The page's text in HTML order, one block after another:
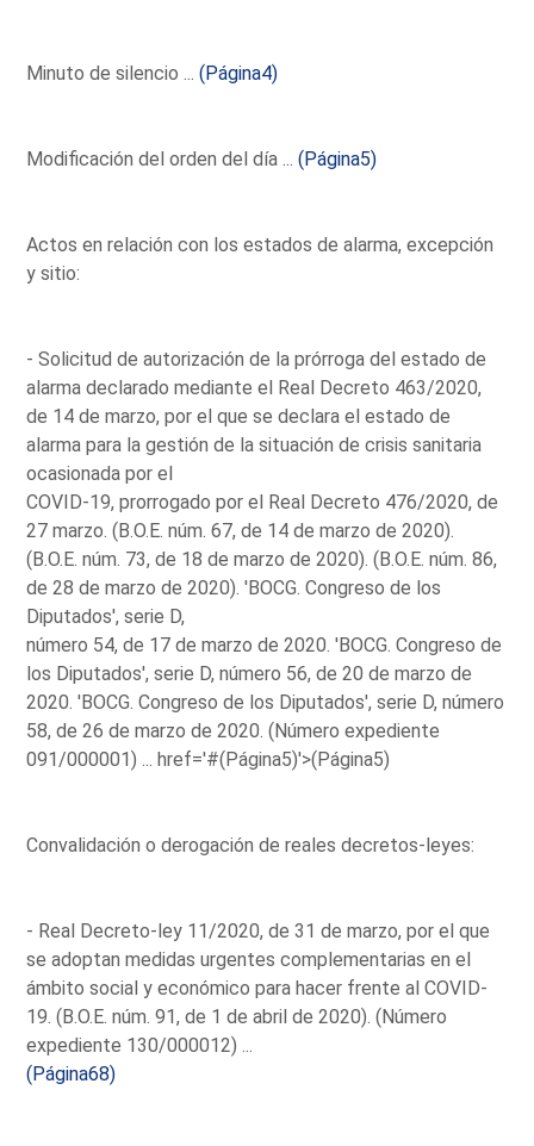
Minuto de silencio ...(Página4)
Modificación del orden del día ...(Página5)
Actos en relación con los estados de alarma, excepción
y sitio:
- Solicitud de autorización de la prórroga del estado de
alarma declarado mediante el Real Decreto 463/2020,
de 14 de marzo, por el que se declara el estado de
alarma para la gestión de la situación de crisis sanitaria
ocasionada por el
COVID-19, prorrogado por el Real Decreto 476/2020, de
27 marzo. (B.O.E. núm. 67, de 14 de marzo de 2020).
(B.O.E. núm. 73, de 18 de marzo de 2020). (B.O.E. núm. 86,
de 28 de marzo de 2020). 'BOCG. Congreso de los
Diputados', serie D,
número 54, de 17 de marzo de 2020. 'BOCG. Congreso de
los Diputados', serie D, número 56, de 20 de marzo de
2020. 'BOCG. Congreso de los Diputados', serie D, número
58, de 26 de marzo de 2020. (Número expediente
091/000001) ...href='#(Página5)'>(Página5)
Convalidación o derogación de reales decretos-leyes:
- Real Decreto-ley 11/2020, de 31 de marzo, por el que
se adoptan medidas urgentes complementarias en el
ámbito social y económico para hacer frente al COVID-
19. (B.O.E. núm. 91, de 1 de abril de 2020). (Número
expediente 130/000012) ...
(Página68)